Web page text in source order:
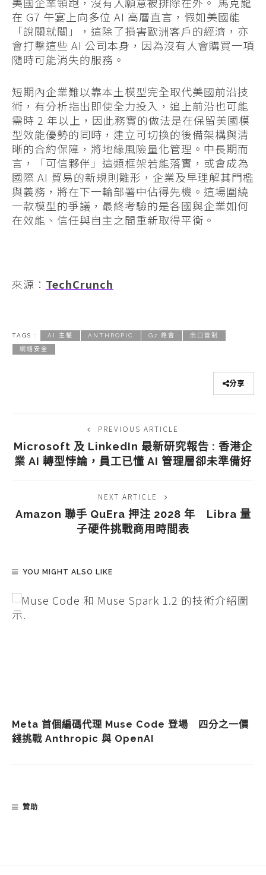
在 G7 午宴上向多位 AI 高層直言，假如美國能
「說關就關」，這除了損害歐洲客戶的經濟，亦
會打擊這些 AI 公司本身，因為沒有人會購買一項
隨時可能消失的服務。
短期內企業難以靠本土模型完全取代美國前沿技
術，有分析指出即使全力投入，追上前沿也可能
需時 2 年以上，因此務實的做法是在保留美國模
型效能優勢的同時，建立可切換的後備架構與清
晰的合約保障，將地緣風險量化管理。中長期而
言，「可信夥伴」這類框架若能落實，或會成為
國際 AI 貿易的新規則雛形，企業及早理解其門檻
與義務，將在下一輪部署中佔得先機。這場圍繞
一款模型的爭議，最終考驗的是各國與企業如何
在效能、信任與自主之間重新取得平衡。
來源： TechCrunch
TAGS : AI 主權 ANTHROPIC G7 峰會 出口管制
網絡安全
分享
PREVIOUS ARTICLE
Microsoft 及 LinkedIn 最新研究報告 : 香港企
業 AI 轉型悖論，員工已懂 AI 管理層卻未準備好
NEXT ARTICLE
Amazon 聯手 QuEra 押注 2028 年 Libra 量
子硬件挑戰商用時間表
YOU MIGHT ALSO LIKE
Meta 首個編碼代理 Muse Code 登場 四分之一價
錢挑戰 Anthropic 與 OpenAI
贊助